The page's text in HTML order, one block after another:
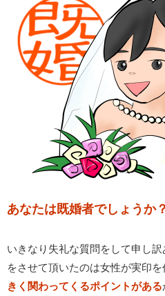
あなたは既婚者でしょうか
いきなり失礼な質問をして申し
をさせて頂いたのは女性が実印
きく関わってくるポイントがある